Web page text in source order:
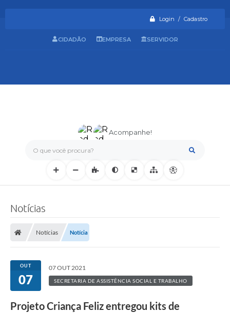
Login / Cadastro
O que você procura?
Acompanhe!
CIDADÃO EMPRESA SERVIDOR
Notícias
Notícias Notícia
OUT
07
07 OUT 2021
SECRETARIA DE ASSISTÊNCIA SOCIAL E TRABALHO
Projeto Criança Feliz entregou kits de